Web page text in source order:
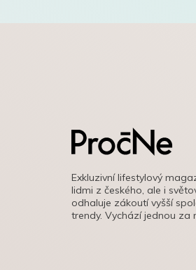
Exkluzivní lifestylový
lidmi z českého, ale i
odhaluje zákoutí vyšší
trendy. Vychází jednou za